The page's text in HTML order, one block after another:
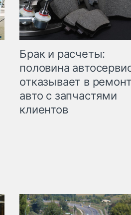
Брак и расчеты:
половина
отказывает в
авто с запчастями
клиентов